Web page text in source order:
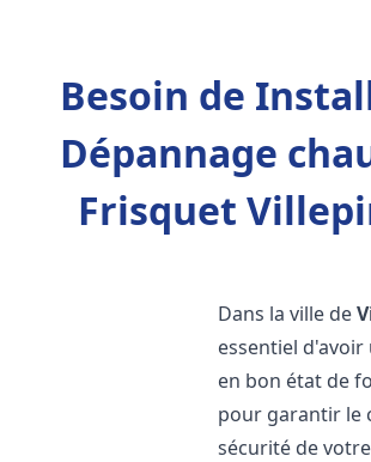
Besoin de
Dépannage
Frisquet
Dans la ville de
essentiel
en bon état de
pour garantir le
sécurité de